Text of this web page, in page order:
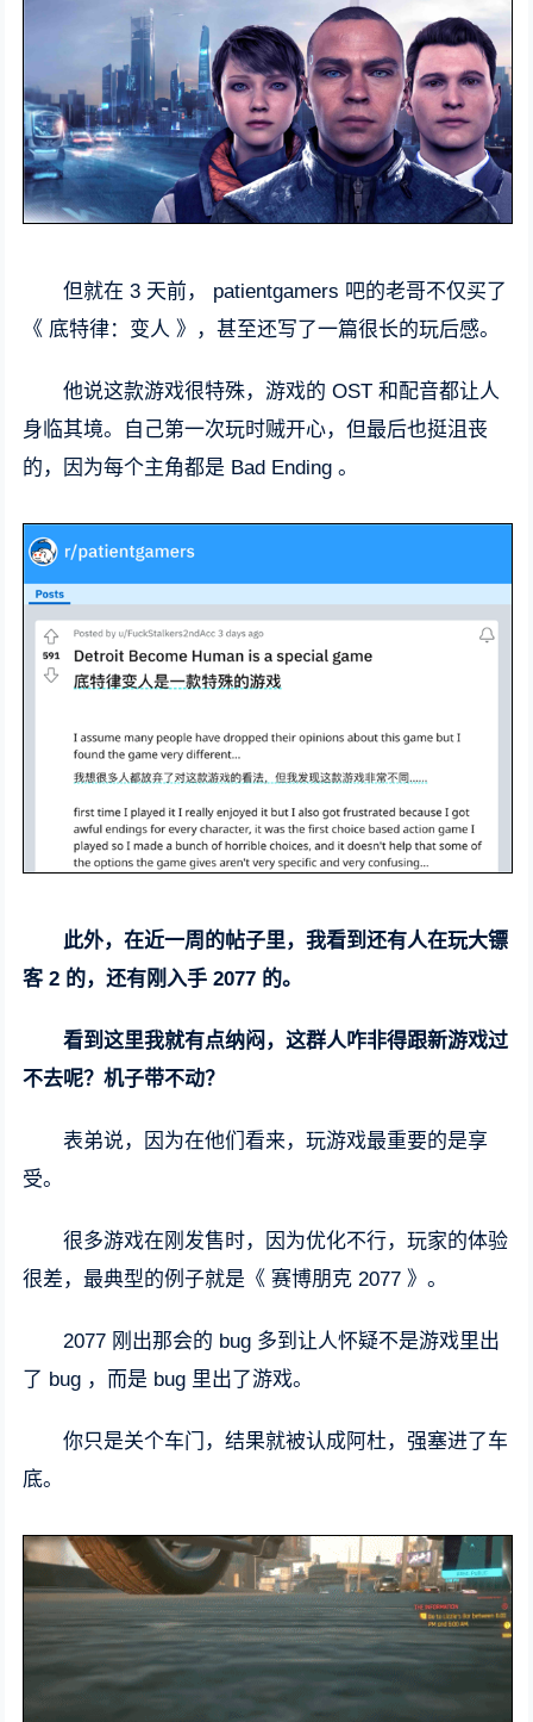
但就在 3 天前， patientgamers 吧的老哥不仅买了
《 底特律：变人 》，甚至还写了一篇很长的玩后感。
他说这款游戏很特殊，游戏的 OST 和配音都让人
身临其境。自己第一次玩时贼开心，但最后也挺沮丧
的，因为每个主角都是 Bad Ending 。
此外，在近一周的帖子里，我看到还有人在玩大镖
客 2 的，还有刚入手 2077 的。
看到这里我就有点纳闷，这群人咋非得跟新游戏过
不去呢？机子带不动？
表弟说，因为在他们看来，玩游戏最重要的是享
受。
很多游戏在刚发售时，因为优化不行，玩家的体验
很差，最典型的例子就是《 赛博朋克 2077 》。
2077 刚出那会的 bug 多到让人怀疑不是游戏里出
了 bug ，而是 bug 里出了游戏。
你只是关个车门，结果就被认成阿杜，强塞进了车
底。